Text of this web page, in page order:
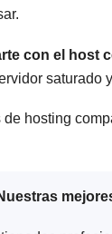
con el host
saturado
hosting